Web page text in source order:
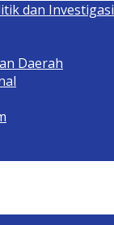
dan Investigasi
Daerah